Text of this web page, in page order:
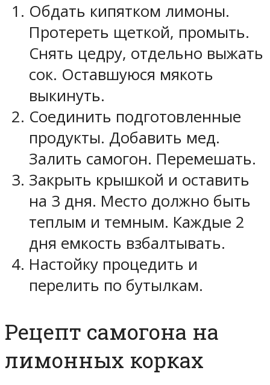
Обдать кипятком лимоны.
Протереть щеткой, промыть.
Снять цедру, отдельно выжать
сок. Оставшуюся мякоть
выкинуть.
Соединить подготовленные
продукты. Добавить мед.
Залить самогон. Перемешать.
Закрыть крышкой и оставить
на 3 дня. Место должно быть
теплым и темным. Каждые 2
дня емкость взбалтывать.
Настойку процедить и
перелить по бутылкам.
Рецепт самогона на
лимонных корках